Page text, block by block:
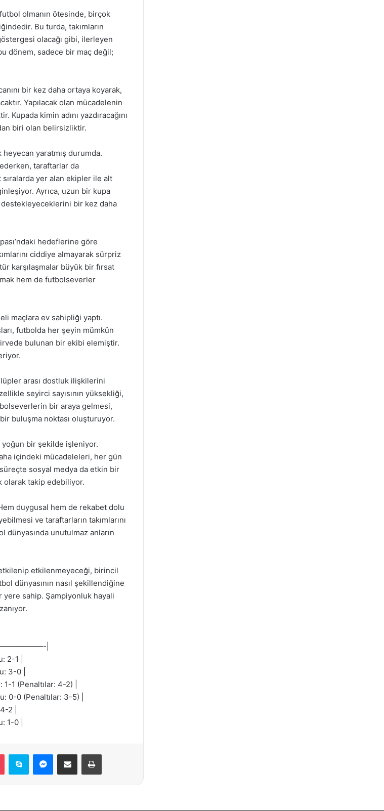
olmanın ötesinde, birçok
Bu turda, takımların
olacağı gibi, ilerleyen
dönem, sadece bir maç değil;
bir kez daha ortaya koyarak,
Yapılacak olan mücadelenin
kimin adını yazdıracağını
biri olan belirsizliktir.
yaratmış durumda.
taraftarlar da
sıralarda yer alan ekipler ile alt
Ayrıca, uzun bir kupa
destekleyeceklerini bir kez daha
hedeflerine göre
ciddiye almayarak sürpriz
karşılaşmalar büyük bir fırsat
hem de futbolseverler
maçlara ev sahipliği yaptı.
futbolda her şeyin mümkün
bulunan bir ekibi elemiştir.
arası dostluk ilişkilerini
seyirci sayısının yüksekliği,
bir araya gelmesi,
buluşma noktası oluşturuyor.
yoğun bir şekilde işleniyor.
içindeki mücadeleleri, her gün
süreçte sosyal medya da etkin bir
olarak takip edebiliyor.
duygusal hem de rekabet dolu
ve taraftarların takımlarını
dünyasında unutulmaz anların
etkilenmeyeceği, birincil
dünyasının nasıl şekillendiğine
yere sahip. Şampiyonluk hayali
|
2-1 |
3-0 |
1-1 (Penaltılar: 4-2) |
0-0 (Penaltılar: 3-5) |
2 |
1-0 |
Pocket Skype Messenger
E-Posta ile paylaş Yazdır